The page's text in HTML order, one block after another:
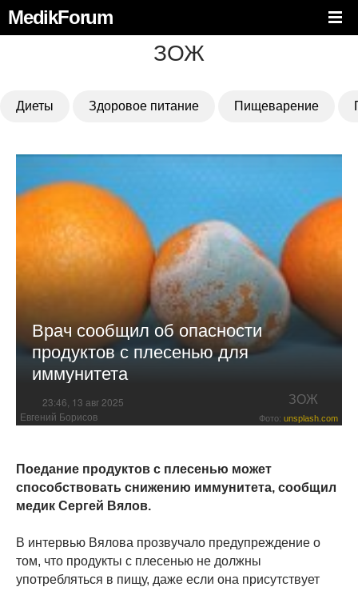
MedikForum
ЗОЖ
Диеты Здоровое питание Пищеварение
Врач сообщил об опасности
продуктов с плесенью для
иммунитета
23:46, 13 авг 2025 ЗОЖ
Евгений Борисов Фото: unsplash.com
Поедание продуктов с плесенью может
способствовать снижению иммунитета, сообщил
медик Сергей Вялов.
В интервью Вялова прозвучало предупреждение о
том, что продукты с плесенью не должны
употребляться в пищу, даже если она присутствует